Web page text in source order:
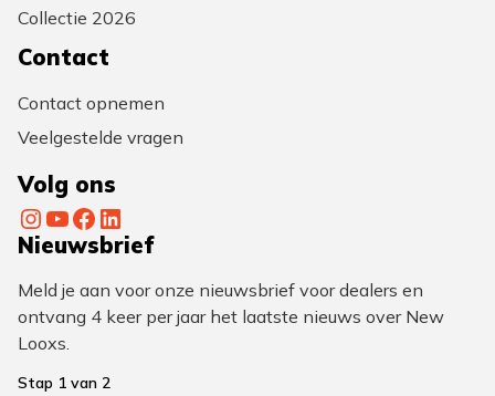
Collectie 2026
Contact
Contact opnemen
Veelgestelde vragen
Volg ons
InstagramYouTube Facebook LinkedIn
Nieuwsbrief
Meld je aan voor onze nieuwsbrief voor dealers en
ontvang 4 keer per jaar het laatste nieuws over New
Looxs.
Stap 1 van 2